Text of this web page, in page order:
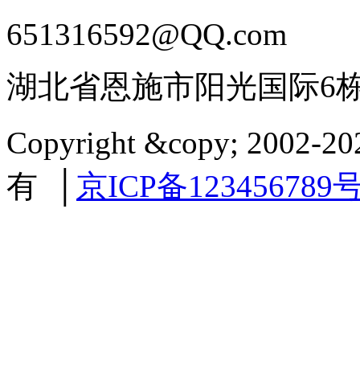
651316592@QQ.com
湖北省恩施市阳光国际6
Copyright &copy; 2002-
有 │ 京ICP备123456789